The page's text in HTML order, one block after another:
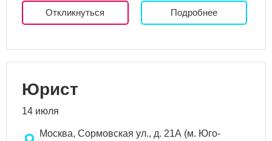
Откликнуться Подробнее
Юрист
14 июля
Москва, Сормовская ул., д. 21А (м. Юго-